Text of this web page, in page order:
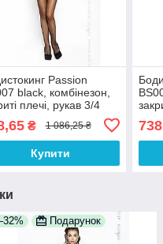
Passion
black, комбінезон,
плечі, рукав 3/4
₴ 1 086,25 ₴
Купити
Подарунок